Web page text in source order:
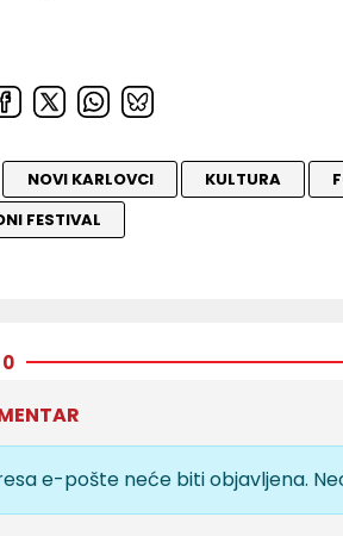
NOVI KARLOVCI KULTURA
FESTIVAL
0
e-pošte neće biti objavljena.